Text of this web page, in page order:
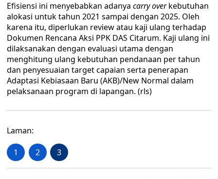
Efisiensi ini menyebabkan adanya carry overkebutuhan
alokasi untuk tahun 2021 sampai dengan 2025. Oleh
karena itu, diperlukan review atau kaji ulang terhadap
Dokumen Rencana Aksi PPK DAS Citarum. Kaji ulang ini
dilaksanakan dengan evaluasi utama dengan
menghitung ulang kebutuhan pendanaan per tahun
dan penyesuaian target capaian serta penerapan
Adaptasi Kebiasaan Baru (AKB)/New Normal dalam
pelaksanaan program di lapangan. (rls)
Laman:
1 2 3